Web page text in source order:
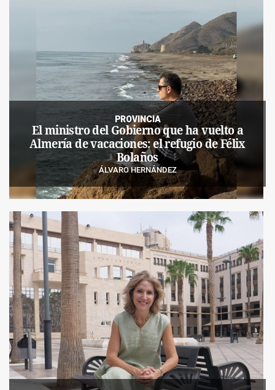
PROVINCIA
El ministro del Gobierno que ha vuelto a
Almería de vacaciones: el refugio de Félix
Bolaños
ÁLVARO HERNÁNDEZ